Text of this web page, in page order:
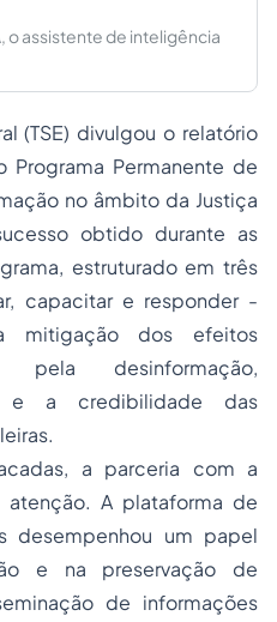
o assistente de inteligência
(TSE) divulgou o relatório
Permanente de
no âmbito da Justiça
obtido durante as
estruturado em três
capacitar e responder -
mitigação dos efeitos
pela desinformação,
e a credibilidade das
a parceria com a
A plataforma de
desempenhou um papel
e na preservação de
de informações